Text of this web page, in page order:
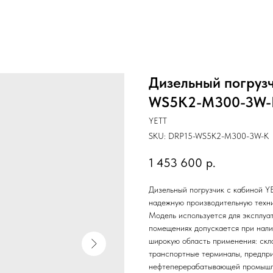
Дизельный
WS5K2-M300-
YETT
SKU: DRP15-WS5K2-M300-3W-K
1 453 600 р.
Дизельный погрузчик с кабиной
надежную производительную
Модель используется для
помещениях допускается при
широкую область применения:
транспортные терминалы,
нефтеперерабатывающей